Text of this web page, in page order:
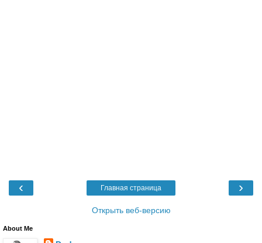
‹ ›
Главная страница
Открыть веб-версию
About Me